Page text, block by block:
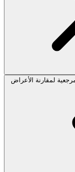
لمقارنة الأعراض